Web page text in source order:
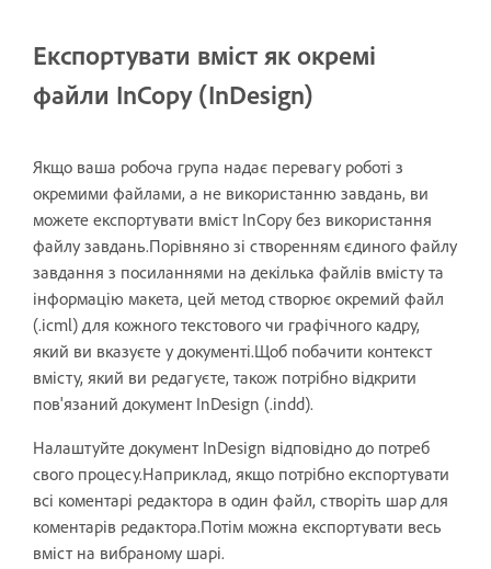
Експортувати вміст як окремі
файли InCopy (InDesign)
Якщо ваша робоча група надає перевагу роботі з
окремими файлами, а не використанню завдань, ви
можете експортувати вміст InCopy без використання
файлу завдань.Порівняно зі створенням єдиного файлу
завдання з посиланнями на декілька файлів вмісту та
інформацію макета, цей метод створює окремий файл
(.icml) для кожного текстового чи графічного кадру,
який ви вказуєте у документі.Щоб побачити контекст
вмісту, який ви редагуєте, також потрібно відкрити
пов'язаний документ InDesign (.indd).
Налаштуйте документ InDesign відповідно до потреб
свого процесу.Наприклад, якщо потрібно експортувати
всі коментарі редактора в один файл, створіть шар для
коментарів редактора.Потім можна експортувати весь
вміст на вибраному шарі.